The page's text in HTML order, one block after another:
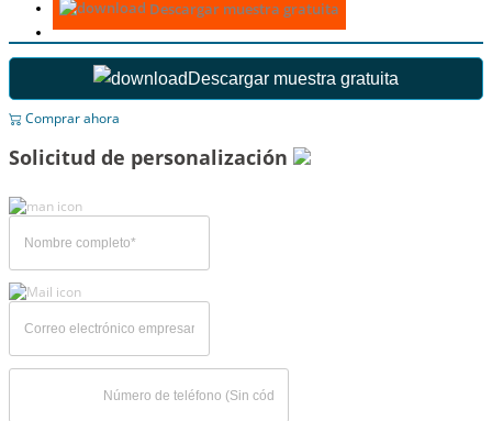
Descargar muestra gratuita
Descargar muestra gratuita
Comprar ahora
Solicitud de personalización